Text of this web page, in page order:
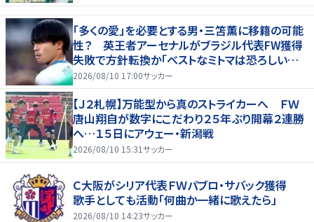
「多くの愛」を必要とする男・三笘薫に移籍の可能
性？ 英王者アーセナルがブラジル代表FW獲得
失敗で方針転換か「ベストなミトマは恐ろしいほ
ど優れている」
2026/08/10 17:00サッカー
【Ｊ２札幌】万能型から真のストライカーへ ＦＷ
唐山翔自が数字にこだわり２５年ぶり開幕２連勝
へ…１５日にアウェー・新潟戦
2026/08/10 15:31サッカー
Ｃ大阪がシリア代表ＦＷパブロ・サバック獲得
歌手としても活動「何曲か一緒に歌えたら」
2026/08/10 14:23サッカー